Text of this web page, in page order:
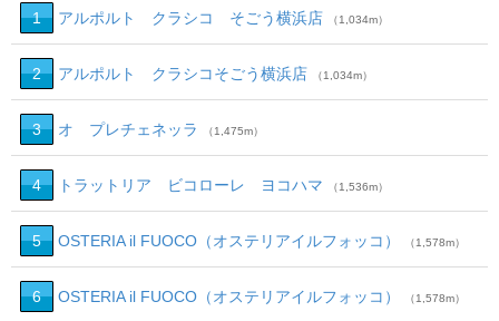
1 アルポルト クラシコ そごう横浜店 （1,034m）
2 アルポルト クラシコそごう横浜店 （1,034m）
3 オ プレチェネッラ （1,475m）
4 トラットリア ビコローレ ヨコハマ （1,536m）
5 OSTERIA il FUOCO（オステリアイルフォッコ） （1,578m）
6 OSTERIA il FUOCO（オステリアイルフォッコ） （1,578m）